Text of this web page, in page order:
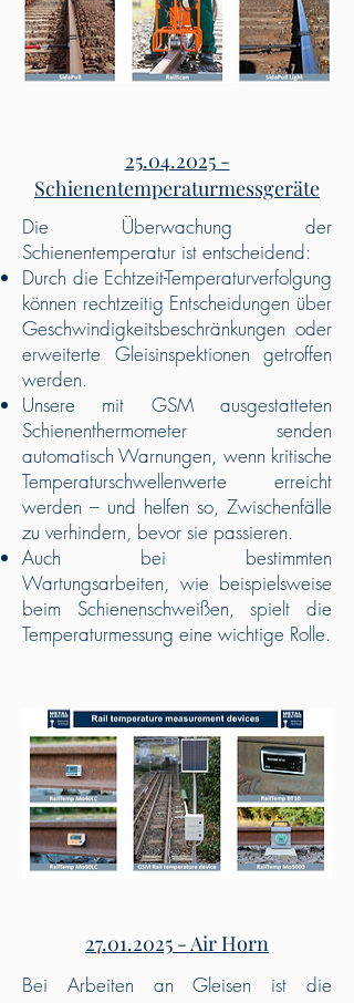
27.01.2025 - Air Horn
Bei Arbeiten an Gleisen ist die
25.04.2025-
Schienentemperaturmessgeräte
Die Überwachung der
Schienentemperatur ist entscheidend:
Durch die Echtzeit-Temperaturverfolgung
können rechtzeitig Entscheidungen über
Geschwindigkeitsbeschränkungen oder
erweiterte Gleisinspektionen getroffen
werden.
Unsere mit GSM ausgestatteten
Schienenthermometer senden
automatisch Warnungen, wenn kritische
Temperaturschwellenwerte erreicht
werden – und helfen so, Zwischenfälle
zu verhindern, bevor sie passieren.
Auch bei bestimmten
Wartungsarbeiten, wie beispielsweise
beim Schienenschweißen, spielt die
Temperaturmessung eine wichtige Rolle.